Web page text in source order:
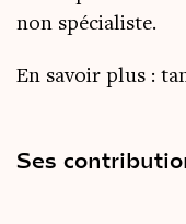
non spécialiste.
En savoir plus :
Ses